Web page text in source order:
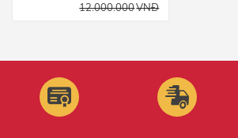
12.000.000VNĐ
9.000.000VNĐ.